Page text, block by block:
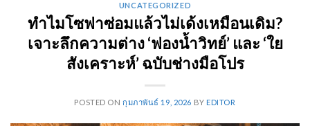
UNCATEGORIZED
ทำไมโซฟาซ่อมแล้วไม่เด้งเหมือนเดิม?
เจาะลึกความต่าง ‘ฟองน้ำวิทย์’ และ ‘ใย
สังเคราะห์’ ฉบับช่างมือโปร
POSTED ON กุมภาพันธ์ 19, 2026 BYEDITOR